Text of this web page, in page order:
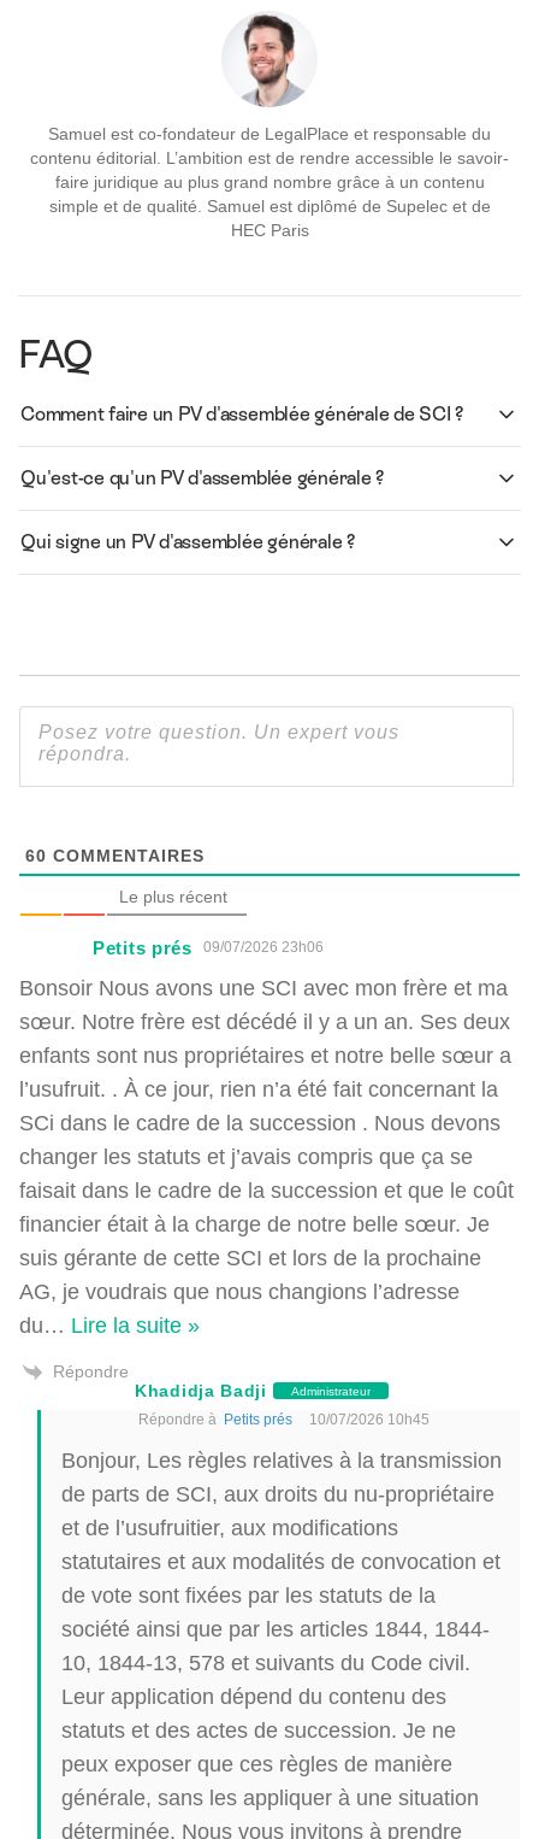
Samuel est co-fondateur de LegalPlace et responsable du
contenu éditorial. L’ambition est de rendre accessible le savoir-
faire juridique au plus grand nombre grâce à un contenu
simple et de qualité. Samuel est diplômé de Supelec et de
HEC Paris
FAQ
Comment faire un PV d'assemblée générale de SCI ?
Qu'est-ce qu'un PV d'assemblée générale ?
Qui signe un PV d'assemblée générale ?
60 COMMENTAIRES
Le plus récent
Petits prés 09/07/2026 23h06
Bonsoir Nous avons une SCI avec mon frère et ma
sœur. Notre frère est décédé il y a un an. Ses deux
enfants sont nus propriétaires et notre belle sœur a
l’usufruit. . À ce jour, rien n’a été fait concernant la
SCi dans le cadre de la succession . Nous devons
changer les statuts et j’avais compris que ça se
faisait dans le cadre de la succession et que le coût
financier était à la charge de notre belle sœur. Je
suis gérante de cette SCI et lors de la prochaine
AG, je voudrais que nous changions l’adresse
du… Lire la suite »
Répondre
Khadidja Badji
Administrateur
Répondre à Petits prés 10/07/2026 10h45
Bonjour, Les règles relatives à la transmission
de parts de SCI, aux droits du nu-propriétaire
et de l’usufruitier, aux modifications
statutaires et aux modalités de convocation et
de vote sont fixées par les statuts de la
société ainsi que par les articles 1844, 1844-
10, 1844-13, 578 et suivants du Code civil.
Leur application dépend du contenu des
statuts et des actes de succession. Je ne
peux exposer que ces règles de manière
générale, sans les appliquer à une situation
déterminée. Nous vous invitons à prendre